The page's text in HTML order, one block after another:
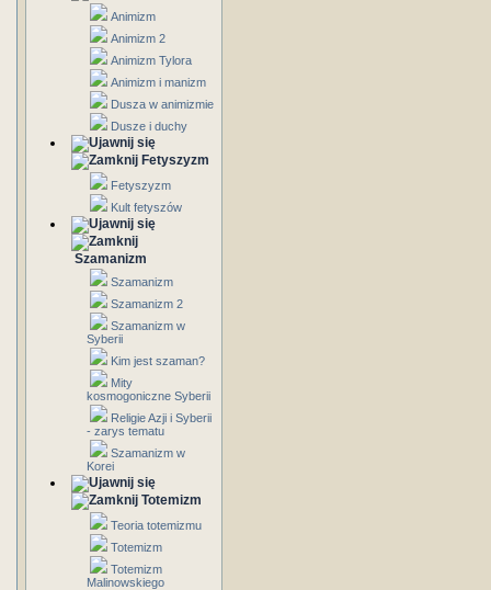
Animizm
Animizm 2
Animizm Tylora
Animizm i manizm
Dusza w animizmie
Dusze i duchy
Fetyszyzm
Fetyszyzm
Kult fetyszów
Szamanizm
Szamanizm
Szamanizm 2
Szamanizm w
Syberii
Kim jest szaman?
Mity
kosmogoniczne Syberii
Religie Azji i Syberii
- zarys tematu
Szamanizm w
Korei
Totemizm
Teoria totemizmu
Totemizm
Totemizm
Malinowskiego